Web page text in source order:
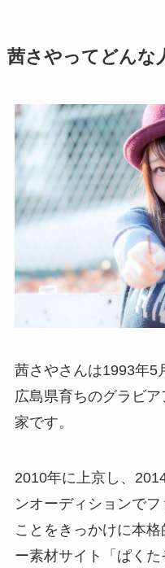
茜さやってどんな
茜さやさんは1993年5
広島県育ちのグラビ
家です。
2010年に上京し、
ンオーディションで
ことをきっかけに本
ー素材サイト「ぱく